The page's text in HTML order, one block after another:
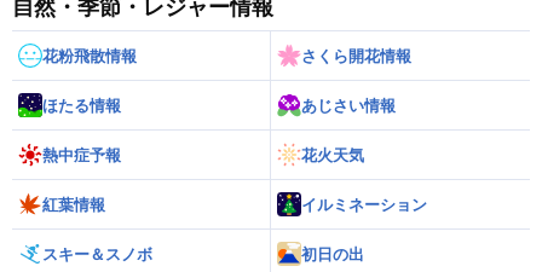
自然・季節・レジャー情報
花粉飛散情報 さくら開花情報
ほたる情報 あじさい情報
熱中症予報 花火天気
紅葉情報 イルミネーション
スキー＆スノボ 初日の出